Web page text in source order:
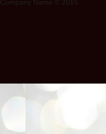
Company Name © 2015